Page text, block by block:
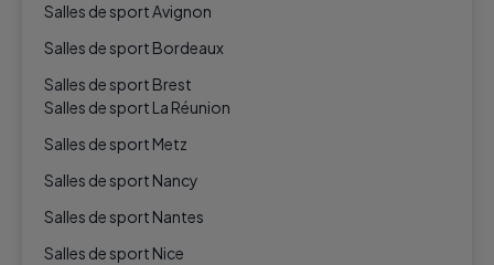
Salles de sport Avignon
Salles de sport Bordeaux
Salles de sport Brest
Salles de sport La Réunion
Salles de sport Metz
Salles de sport Nancy
Salles de sport Nantes
Salles de sport Nice